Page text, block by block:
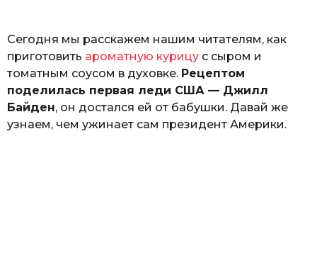
Сегодня мы расскажем нашим читателям, как
приготовить ароматную курицу с сыром и
томатным соусом в духовке. Рецептом
поделилась первая леди США — Джилл
Байден, он достался ей от бабушки. Давай же
узнаем, чем ужинает сам президент Америки.